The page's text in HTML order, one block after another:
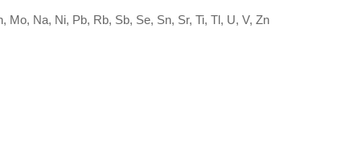
Mo, Na, Ni, Pb, Rb, Sb, Se, Sn, Sr, Ti, Tl, U, V, Zn